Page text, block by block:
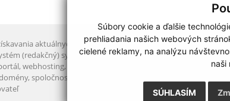
Súbory cookie a ďalšie
prehliadania našich webových
cielené reklamy, na analýzu
naši
SÚHLASÍM
aktuálnych informácií s
(redakčný) systém ECHELON 2,
, webhosting,
, spoločnosť webex.digital, s.r.o.